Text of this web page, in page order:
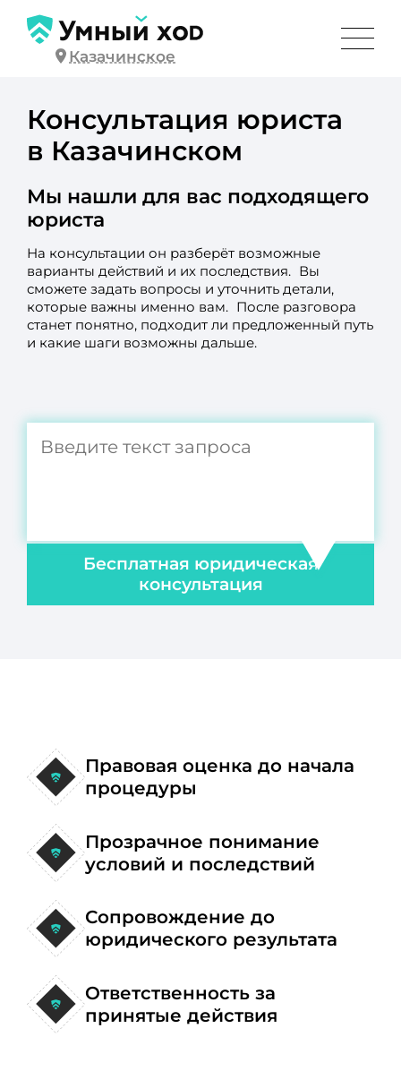
Казачинское
Консультация юриста
в Казачинском
Мы нашли для вас подходящего
юриста
На консультации он разберёт возможные
варианты действий и их последствия. Вы
сможете задать вопросы и уточнить детали,
которые важны именно вам. После разговора
станет понятно, подходит ли предложенный путь
и какие шаги возможны дальше.
Бесплатная юридическая
консультация
Правовая оценка до начала
процедуры
Прозрачное понимание
условий и последствий
Сопровождение до
юридического результата
Ответственность за
принятые действия